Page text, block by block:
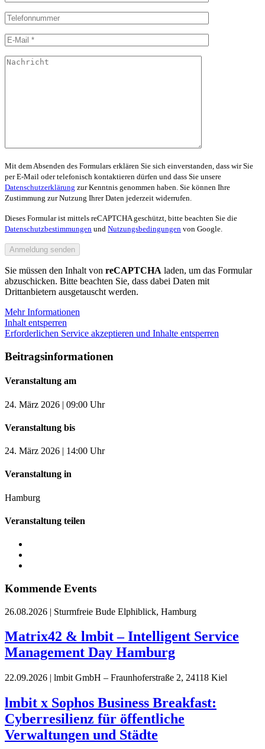
Mit dem Absenden des Formulars erklären Sie sich einverstanden, dass wir Sie
per E-Mail oder telefonisch kontaktieren dürfen und dass Sie unsere
Datenschutzerklärung zur Kenntnis genommen haben. Sie können Ihre
Zustimmung zur Nutzung Ihrer Daten jederzeit widerrufen.
Dieses Formular ist mittels reCAPTCHA geschützt, bitte beachten Sie die
Datenschutzbestimmungen und Nutzungsbedingungen von Google.
Sie müssen den Inhalt von reCAPTCHA laden, um das Formular
abzuschicken. Bitte beachten Sie, dass dabei Daten mit
Drittanbietern ausgetauscht werden.
Mehr Informationen
Inhalt entsperren
Erforderlichen Service akzeptieren und Inhalte entsperren
Beitragsinformationen
Veranstaltung am
24. März 2026 | 09:00 Uhr
Veranstaltung bis
24. März 2026 | 14:00 Uhr
Veranstaltung in
Hamburg
Veranstaltung teilen
Kommende Events
26.08.2026 | Sturmfreie Bude Elphiblick, Hamburg
Matrix42 & lmbit – Intelligent Service
Management Day Hamburg
22.09.2026 | lmbit GmbH – Fraunhoferstraße 2, 24118 Kiel
lmbit x Sophos Business Breakfast:
Cyberresilienz für öffentliche
Verwaltungen und Städte